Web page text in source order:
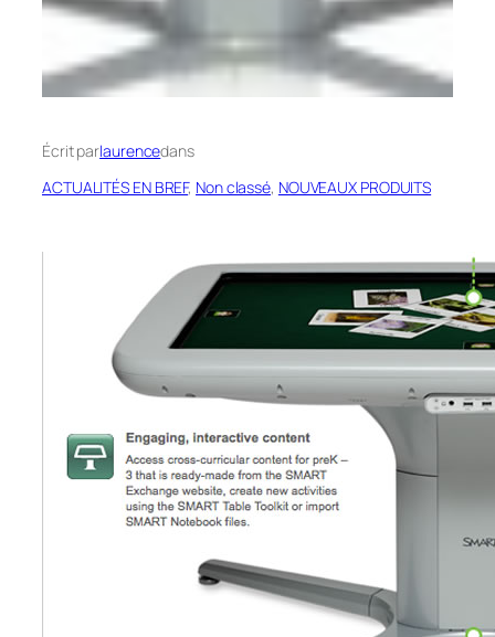
Écrit parlaurencedans
ACTUALITÉS EN BREF, Non classé, NOUVEAUX PRODUITS